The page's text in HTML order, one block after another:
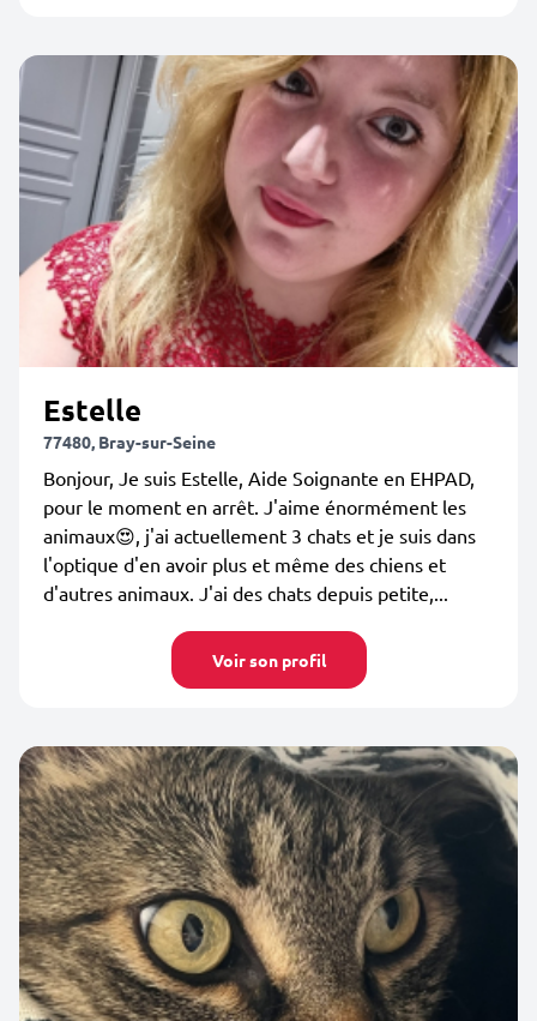
Estelle
77480, Bray-sur-Seine
Bonjour, Je suis Estelle, Aide Soignante en EHPAD,
pour le moment en arrêt. J'aime énormément les
animaux😍, j'ai actuellement 3 chats et je suis dans
l'optique d'en avoir plus et même des chiens et
d'autres animaux. J'ai des chats depuis petite,...
Voir son profil